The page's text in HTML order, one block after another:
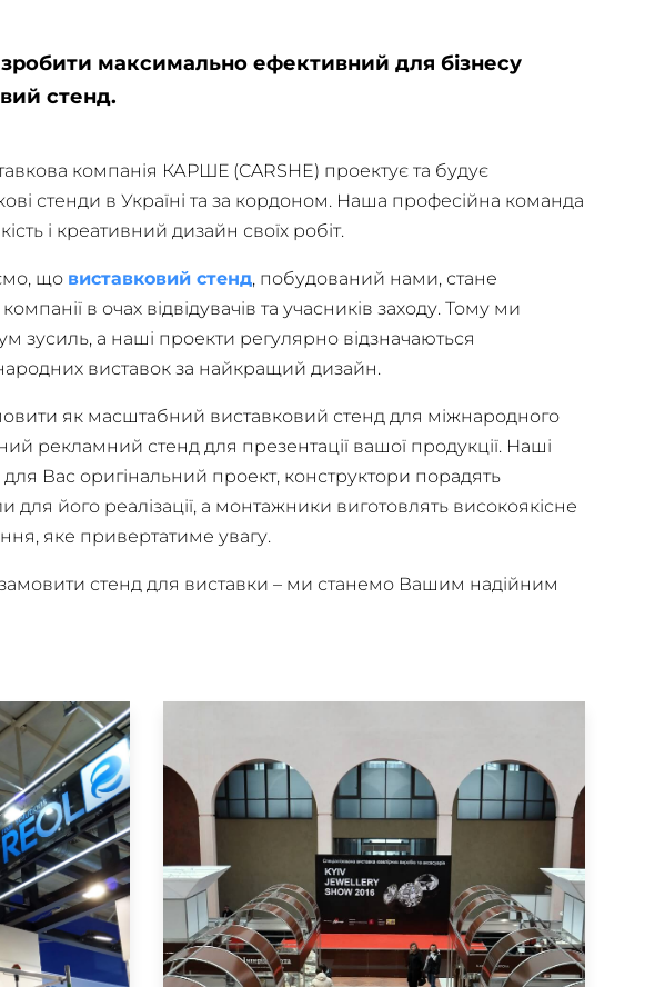
максимально ефективний для бізнесу
стенд.
компанія КАРШЕ (CARSHE) проектує та будує
стенди в Україні та за кордоном. Наша професійна команда
і креативний дизайн своїх робіт.
що виставковий стенд, побудований нами, стане
в очах відвідувачів та учасників заходу. Тому ми
зусиль, а наші проекти регулярно відзначаються
виставок за найкращий дизайн.
як масштабний виставковий стенд для міжнародного
рекламний стенд для презентації вашої продукції. Наші
Вас оригінальний проект, конструктори порадять
для його реалізації, а монтажники виготовлять високоякісне
яке привертатиме увагу.
стенд для виставки – ми станемо Вашим надійним